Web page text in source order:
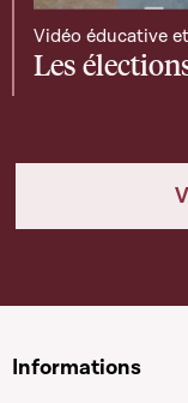
Les
Vidéo éducative
Informations